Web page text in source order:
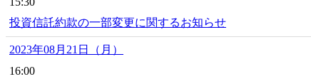
投資信託約款の一部変更に関するお知らせ
2023年08月21日（月）
16:00